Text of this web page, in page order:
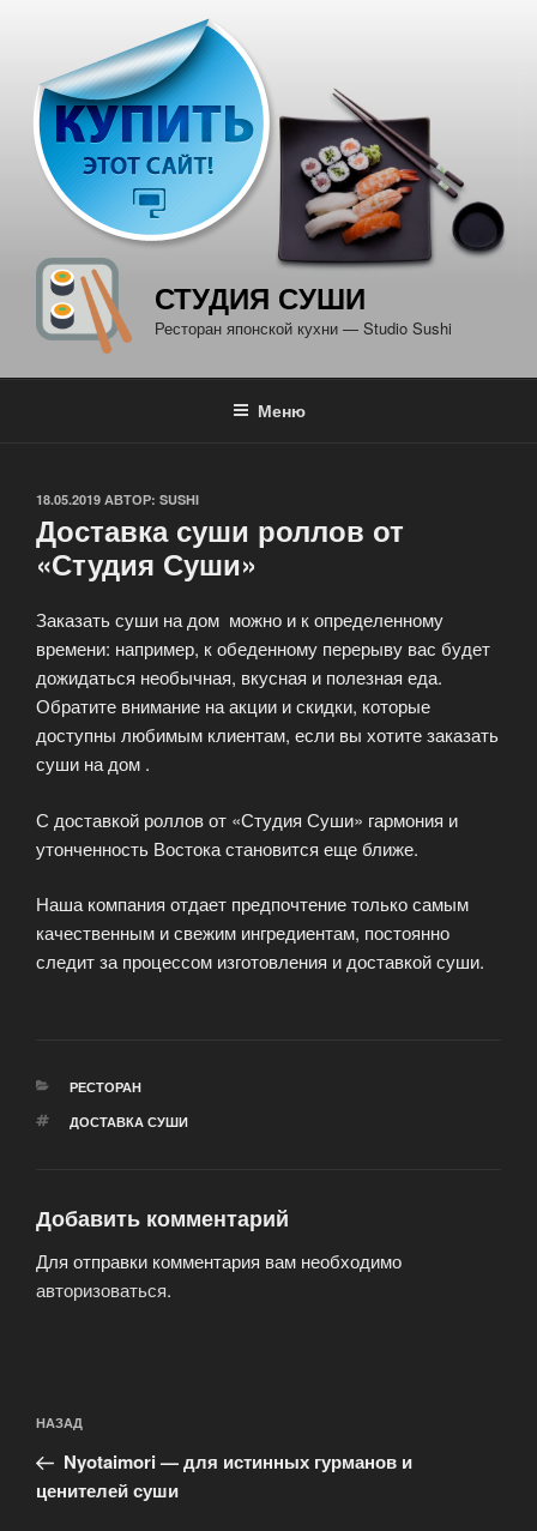
содержимому
СТУДИЯ СУШИ
Ресторан японской кухни — Studio Sushi
Меню
ОПУБЛИКОВАНО
18.05.2019 АВТОР: SUSHI
Доставка суши роллов от
«Студия Суши»
Заказать суши на дом можно и к определенному
времени: например, к обеденному перерыву вас будет
дожидаться необычная, вкусная и полезная еда.
Обратите внимание на акции и скидки, которые
доступны любимым клиентам, если вы хотите заказать
суши на дом .
С доставкой роллов от «Студия Суши» гармония и
утонченность Востока становится еще ближе.
Наша компания отдает предпочтение только самым
качественным и свежим ингредиентам, постоянно
следит за процессом изготовления и доставкой суши.
РУБРИКИ
РЕСТОРАН
МЕТКИ
ДОСТАВКА СУШИ
Добавить комментарий
Для отправки комментария вам необходимо
авторизоваться.
по
записям
Предыдущая
запись:
НАЗАД
Nyotaimori — для истинных гурманов и
ценителей суши